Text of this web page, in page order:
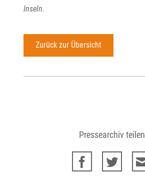
Inseln.
Zurück zur Übersicht
Pressearchiv teilen